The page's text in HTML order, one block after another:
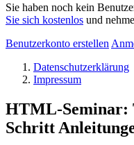
Sie haben noch kein
Sie sich kostenlos und
Benutzerkonto erstellen
Datenschutzerklärung
Impressum
HTML-Seminar:
Schritt